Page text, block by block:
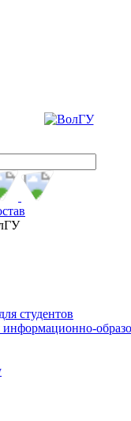
с сайтом. Пожалуйста
студентов